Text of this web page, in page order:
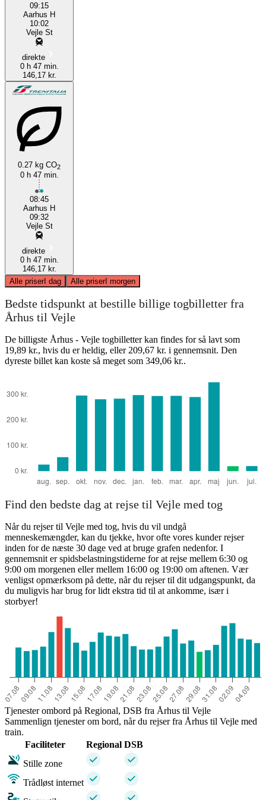
09:15
Aarhus H
10:02
Vejle St
direkte
0 h 47 min.
146,17 kr.
0.27 kg CO2
0 h 47 min.
08:45
Aarhus H
09:32
Vejle St
direkte
0 h 47 min.
146,17 kr.
Alle priserI dag Alle priserI morgen
Bedste tidspunkt at bestille billige togbilletter fra
Århus til Vejle
De billigste Århus - Vejle togbilletter kan findes for så lavt som
19,89 kr., hvis du er heldig, eller 209,67 kr. i gennemsnit. Den
dyreste billet kan koste så meget som 349,06 kr..
Find den bedste dag at rejse til Vejle med tog
Når du rejser til Vejle med tog, hvis du vil undgå
menneskemængder, kan du tjekke, hvor ofte vores kunder rejser
inden for de næste 30 dage ved at bruge grafen nedenfor. I
gennemsnit er spidsbelastningstiderne for at rejse mellem 6:30 og
9:00 om morgenen eller mellem 16:00 og 19:00 om aftenen. Vær
venligst opmærksom på dette, når du rejser til dit udgangspunkt, da
du muligvis har brug for lidt ekstra tid til at ankomme, især i
storbyer!
Tjenester ombord på Regional, DSB fra Århus til Vejle
Sammenlign tjenester om bord, når du rejser fra Århus til Vejle med
train.
Faciliteter
Regional DSB
Stille zone
Trådløst internet